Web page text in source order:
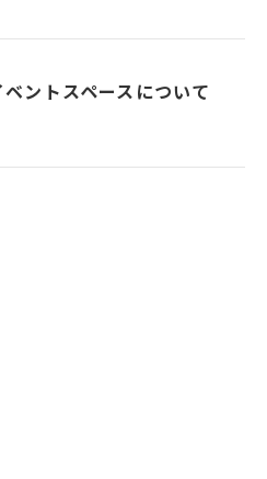
ントスペースについて